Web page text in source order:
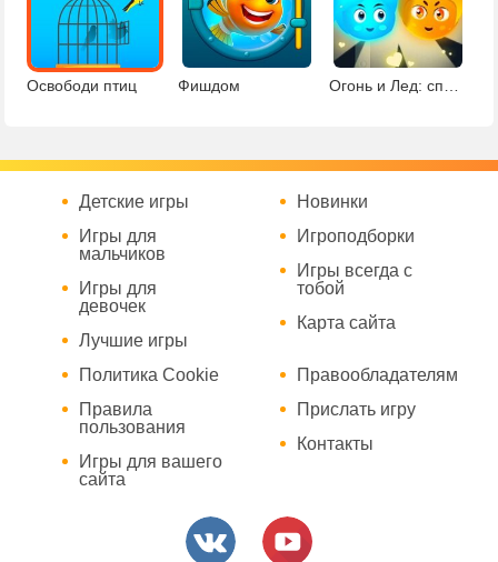
Освободи птиц Фишдом
Детские игры
Игры для
мальчиков
Игры для
девочек
Лучшие игры
Новинки
Игроподборки
Игры всегда с
тобой
Карта сайта
Политика Cookie
Правила
пользования
Игры для вашего
сайта
Правообладателям
Прислать игру
Контакты